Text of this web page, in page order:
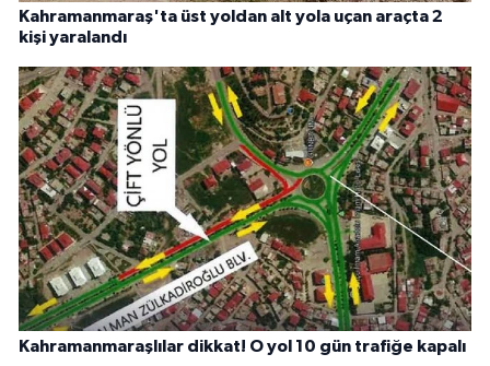
Kahramanmaraş'ta üst yoldan alt yola uçan araçta 2
kişi yaralandı
Kahramanmaraşlılar dikkat! O yol 10 gün trafiğe kapalı